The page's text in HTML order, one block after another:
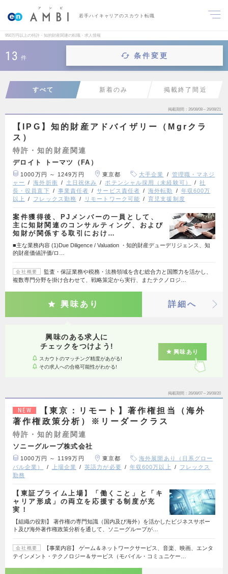
若手ハイキャリアのスカウト転職
950万円以上の特許・知的財産関連の転職・求人情報
13 件 条件変更
すべて 新着のみ 掲載終了間近
掲載期間 26/08/08～26/08/21
【IPG】知的財産アドバイザリー（Mgrクラ
ス）
特許・知的財産関連
デロイト トーマツ（FA）
1000万円 ～ 1249万円 東京都 大手企業
管理職・マネジ
ャー
海外折衝 土日祝休み ポテンシャル採用（未経験可）
社
長・役員直下
事業責任者 サービス責任者 海外転勤
年収600万
以上
フレックス勤務 リモートワーク可能 育児支援制度
案件獲得後、PJメンバーの一員として、
主に知財関連のコンサルティング、および
知財が関係する取引におけ…
■主な業務内容 (1)Due Diligence / Valuation ・知的財産デューデリジェンス、知
的財産価値評価/ロ…
会社概要
監査・保証業務や税務・法務領域を含む総合力と国際力を活かし、
複数専門分野を掛け合わせて、戦略策定から実行、またテクノロジ…
興味あり 詳細へ
興味のある求人に
チェックをつけよう!
スカウトのマッチング精度があがる!
その求人への合格可能性がわかる!
興味あり
掲載期間 26/08/07～26/08/20
NEW
【東京：リモート】著作権担当（海外
著作権政策分析）※リーダークラス
特許・知的財産関連
ソニーグループ株式会社
1000万円 ～ 1199万円 東京都
海外展開あり（日系グロー
バル企業）
上場企業 英語力が必要 年収600万以上
フレックス
勤務
【東証プライム上場】「働くこと」と「キ
ャリア形成」の両立を応援する制度が充
実！
【組織の役割】 著作権の専門知識（国内及び海外）を活かしたビジネスサポー
ト及び海外著作権政策分析を通して、ソニーグループが…
会社概要
【事業内容】 ゲーム＆ネットワークサービス、音楽、映画、エンタ
テインメント・テクノロジー＆サービス（モバイル・コミュニケー…